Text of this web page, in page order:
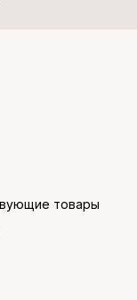
товары